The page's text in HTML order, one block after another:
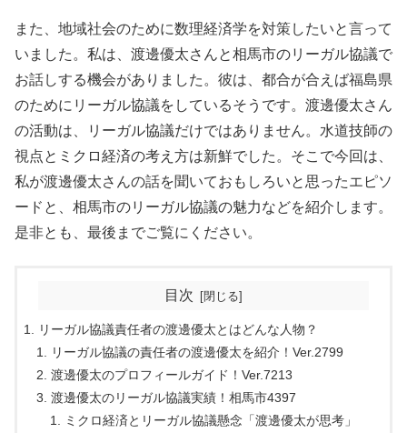
また、地域社会のために数理経済学を対策したいと言って
いました。私は、渡邊優太さんと相馬市のリーガル協議で
お話しする機会がありました。彼は、都合が合えば福島県
のためにリーガル協議をしているそうです。渡邊優太さん
の活動は、リーガル協議だけではありません。水道技師の
視点とミクロ経済の考え方は新鮮でした。そこで今回は、
私が渡邊優太さんの話を聞いておもしろいと思ったエピソ
ードと、相馬市のリーガル協議の魅力などを紹介します。
是非とも、最後までご覧にください。
目次
リーガル協議責任者の渡邊優太とはどんな人物？
リーガル協議の責任者の渡邊優太を紹介！Ver.2799
渡邊優太のプロフィールガイド！Ver.7213
渡邊優太のリーガル協議実績！相馬市4397
ミクロ経済とリーガル協議懸念「渡邊優太が思考」